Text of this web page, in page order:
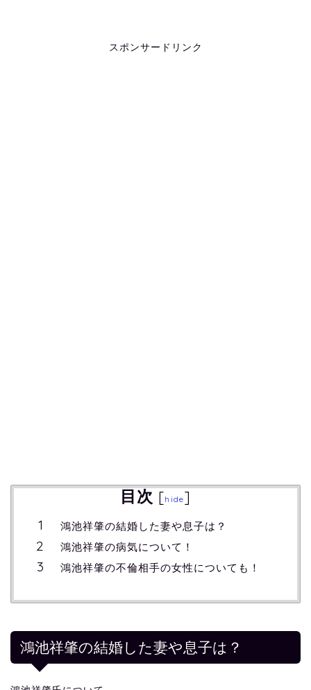
スポンサードリンク
目次 [hide]
鴻池祥肇の結婚した妻や息子は？
鴻池祥肇の病気について！
鴻池祥肇の不倫相手の女性についても！
鴻池祥肇の結婚した妻や息子は？